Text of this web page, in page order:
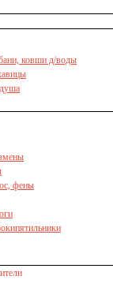
ковши д/воды
фены